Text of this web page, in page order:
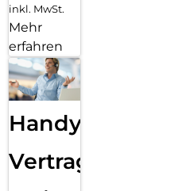
inkl. MwSt.
Mehr
erfahren
Handy